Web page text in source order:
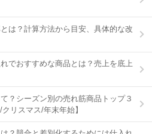
は？計算方法から目安、具体的な改
でおすすめな商品とは？売上を底上
？シーズン別の売れ筋商品トップ３
リスマス/年末年始】